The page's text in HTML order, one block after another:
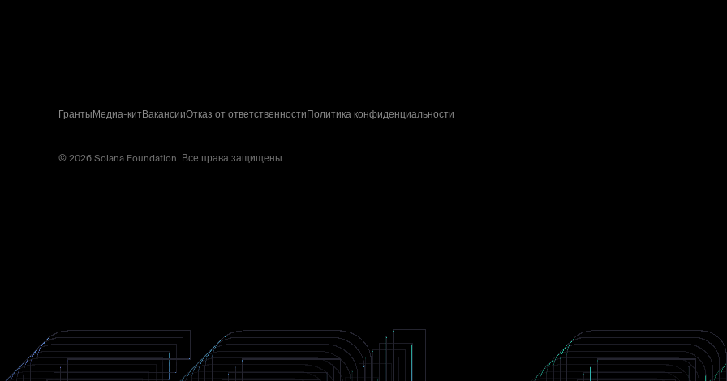
ГрантыМедиа-китВакансииОтказ от ответственностиПолитика конфиденциальности
© 2026 Solana Foundation. Все права защищены.